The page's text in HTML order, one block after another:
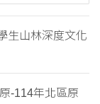
生山林深度文化
-114年北區原